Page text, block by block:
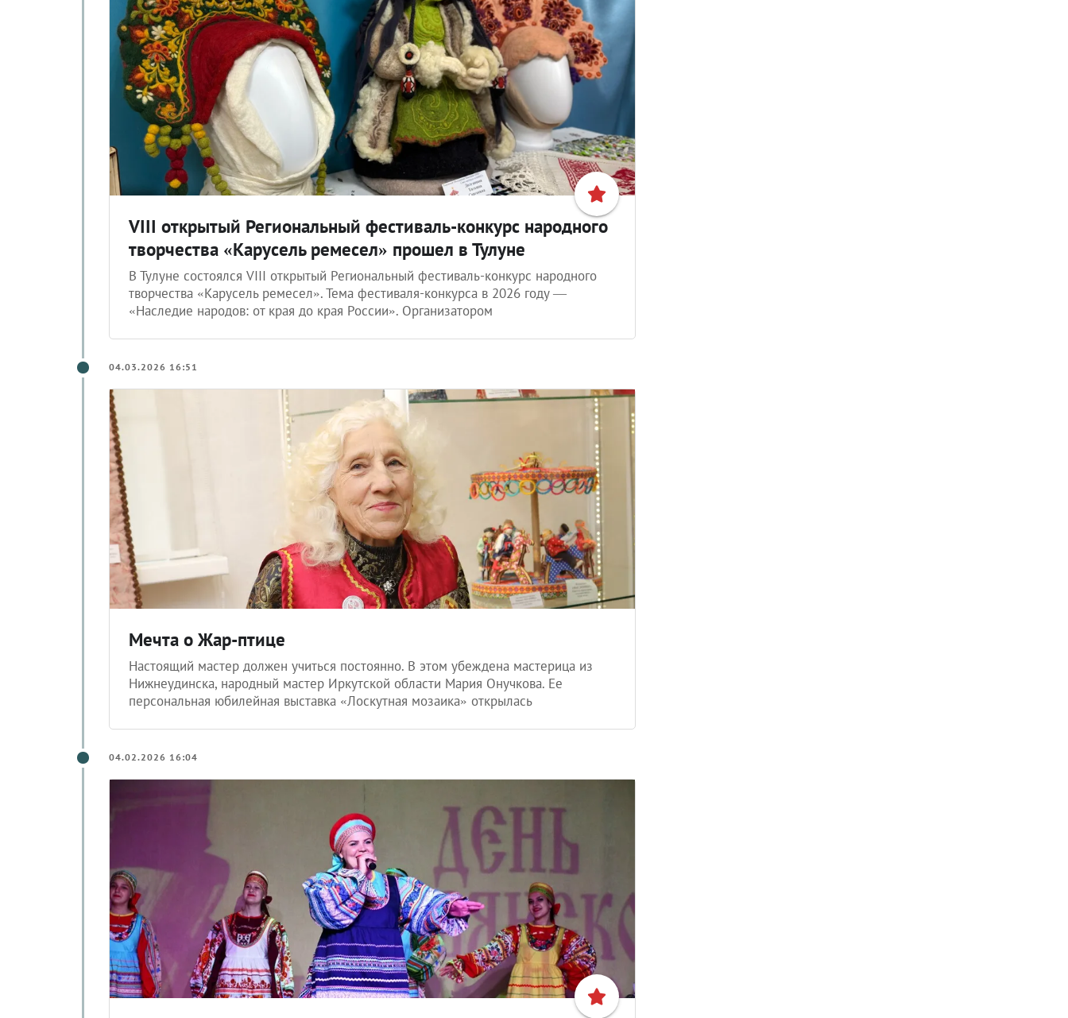
VIII открытый Региональный фестиваль-конкурс народного
творчества «Карусель ремесел» прошел в Тулуне
В Тулуне состоялся VIII открытый Региональный фестиваль-конкурс народного
творчества «Карусель ремесел». Тема фестиваля-конкурса в 2026 году —
«Наследие народов: от края до края России». Организатором
04.03.2026 16:51
Мечта о Жар-птице
Настоящий мастер должен учиться постоянно. В этом убеждена мастерица из
Нижнеудинска, народный мастер Иркутской области Мария Онучкова. Ее
персональная юбилейная выставка «Лоскутная мозаика» открылась
04.02.2026 16:04